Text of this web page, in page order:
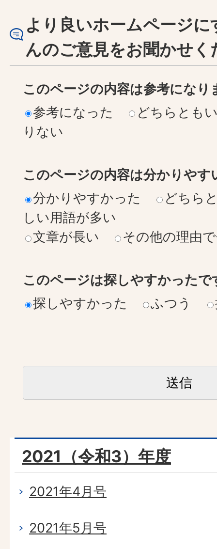
より良いホームページ
んのご意見をお聞かせく
このページの内容は参考になり
参考になった
どちらとも
りない
このページの内容は分かりやす
分かりやすかった
どちら
しい用語が多い
文章が長い
その他の理由
このページは探しやすかったで
探しやすかった
ふつう
2021（令和3）年度
2021年4月号
2021年5月号